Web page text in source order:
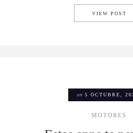
VIEW POST
on 5 OCTUBRE,
MOTORES